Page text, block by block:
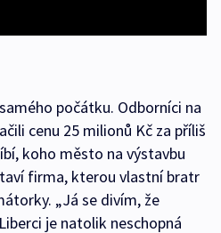
počátku. Odborníci na
cenu 25 milionů Kč za příliš
koho město na výstavbu
firma, kterou vlastní bratr
„Já se divím, že
je natolik neschopná